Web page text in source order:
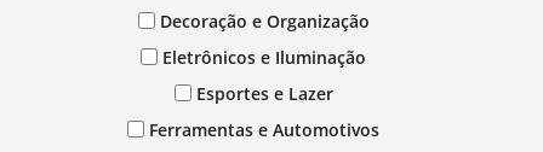
Decoração e Organização
Eletrônicos e Iluminação
Esportes e Lazer
Ferramentas e Automotivos